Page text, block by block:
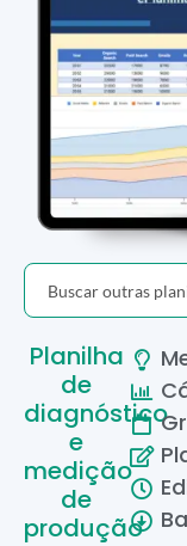
Planilha
de
diagnóstico
e
medição
de
produção